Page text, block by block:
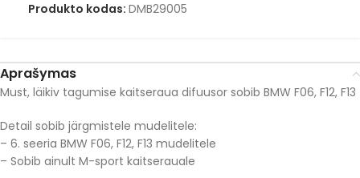
Produkto kodas: DMB29005
Aprašymas
Must, läikiv tagumise kaitseraua difuusor sobib BMW F06, F12, F13
Detail sobib järgmistele mudelitele:
– 6. seeria BMW F06, F12, F13 mudelitele
– Sobib ainult M-sport kaitserauale